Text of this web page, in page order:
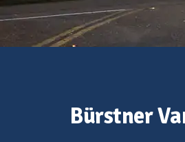
Bürstner